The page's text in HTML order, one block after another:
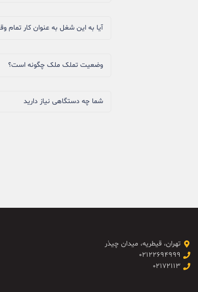
آیا به این شغل به عنوان کار تمام
وضعیت تملک ملک چگونه است؟
شما چه دستگاهی نیاز دارید
تهران، قیطریه، میدان چیذر
۰۲۱۲۲۶۹۴۹۹۹
۰۲۱۷۲۱۱۳